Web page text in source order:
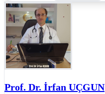
Prof. Dr. İrfan UÇGUN